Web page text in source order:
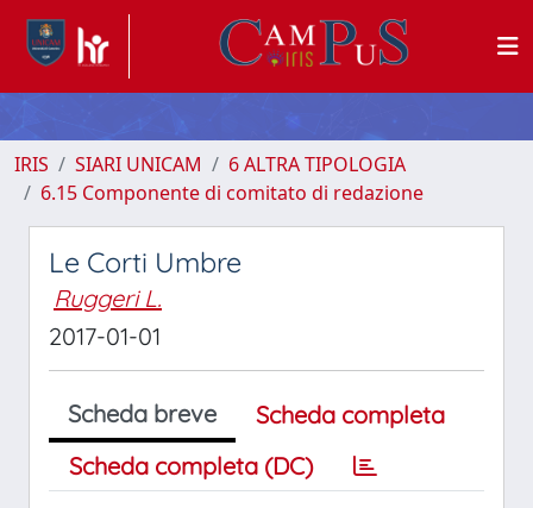
IRIS SIARI UNICAM
6 ALTRA TIPOLOGIA
6.15 Componente di comitato di redazione
Le Corti Umbre
Ruggeri L.
2017-01-01
Scheda breve
Scheda completa
Scheda completa (DC)